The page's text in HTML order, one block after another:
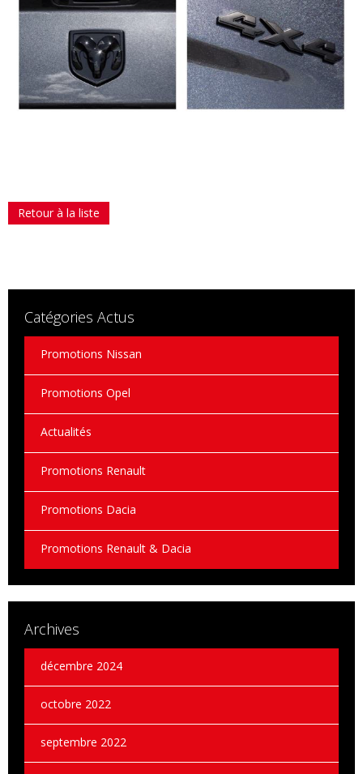
Retour à la liste
Catégories Actus
Promotions Nissan
Promotions Opel
Actualités
Promotions Renault
Promotions Dacia
Promotions Renault & Dacia
Archives
décembre 2024
octobre 2022
septembre 2022